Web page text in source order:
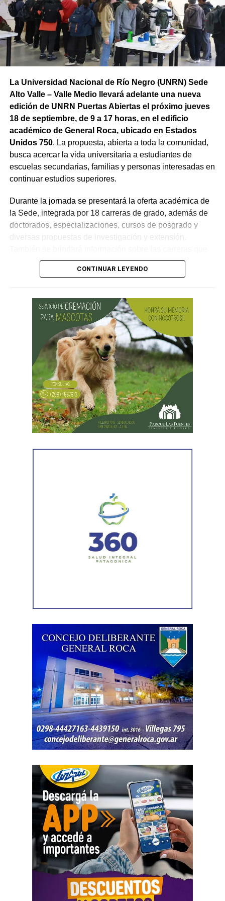
atraviesan niños y niñas. La expresión busca visibilizar
las distintas condiciones sociales, culturales y
económicas, así como las diferentes oportunidades de
acceso a sus derechos.
La Universidad Nacional de Río Negro (UNRN) Sede
Alto Valle – Valle Medio llevará adelante una nueva
edición de UNRN Puertas Abiertas el próximo jueves
18 de septiembre, de 9 a 17 horas, en el edificio
académico de General Roca, ubicado en Estados
Unidos 750. La propuesta, abierta a toda la comunidad,
busca acercar la vida universitaria a estudiantes de
escuelas secundarias, familias y personas interesadas en
continuar estudios superiores.
Durante la jornada se presentará la oferta académica de
la Sede, integrada por 18 carreras de grado, además de
doctorados, especializaciones, cursos de posgrado y
diversas propuestas de investigación y extensión.
la UNRN dicta en otras localidades de la provincia, con el
objetivo de mostrar el alcance y la diversidad de la
La iniciativa apunta especialmente a estudiantes de 4°, 5°
y 6° año de escuelas secundarias y técnicas, en un
momento clave para la orientación vocacional y la
elección de un proyecto educativo. En este sentido, la
Universidad abrirá las puertas de sus aulas y espacios
institucionales para que los y las jóvenes puedan conocer
de cerca el funcionamiento de la vida universitaria,
dialogar con estudiantes y docentes, y recorrer las
instalaciones.
Cada aula del edificio estará destinada a una Escuela de
actividades vinculadas a las distintas carreras. Además,
acompañamiento para ingresantes.
Desde la organización se invita a directivos y docentes
de escuelas secundarias de la región a coordinar la
participación de sus cursos mediante un formulario de
inscripción, con el fin de organizar recorridos y franjas
acompañar a quienes deseen realizar la preinscripción a
alguna de las carreras de la Universidad.
Entre las propuestas académicas que estarán
representadas se encuentran Arquitectura, Diseño
Industrial, Diseño de Interiores y Mobiliario, Licenciatura
en Diseño Visual, Ingeniería en Alimentos, Ingeniería en
Biotecnología, Medicina Veterinaria, Odontología,
Licenciatura en Artes Visuales, Licenciatura en
Administración de Empresas, Licenciatura en Comercio
Exterior, Licenciatura en Criminología y Ciencias
Paleontología, Profesorado de Nivel Medio y Superior en
Biología, Tecnicatura Universitaria en Hidrocarburos,
Tecnicatura Superior en Mantenimiento Industrial y
Tecnicatura Universitaria en Enología, Bebidas
Fermentadas y Destiladas.
Por consultas, comunicarse
vidaestudiantil.avyvm@unrn.edu.ar,
Fundación YPF dirá presente
CONTINUAR LEYENDO